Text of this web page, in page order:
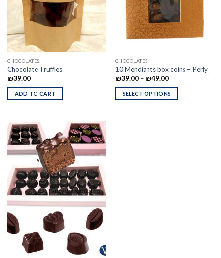
CHOCOLATES
Chocolate Truffles
₪39.00
ADD TO CART
CHOCOLATES
10 Mendiants box coins – Perly
₪39.00– ₪49.00
SELECT OPTIONS